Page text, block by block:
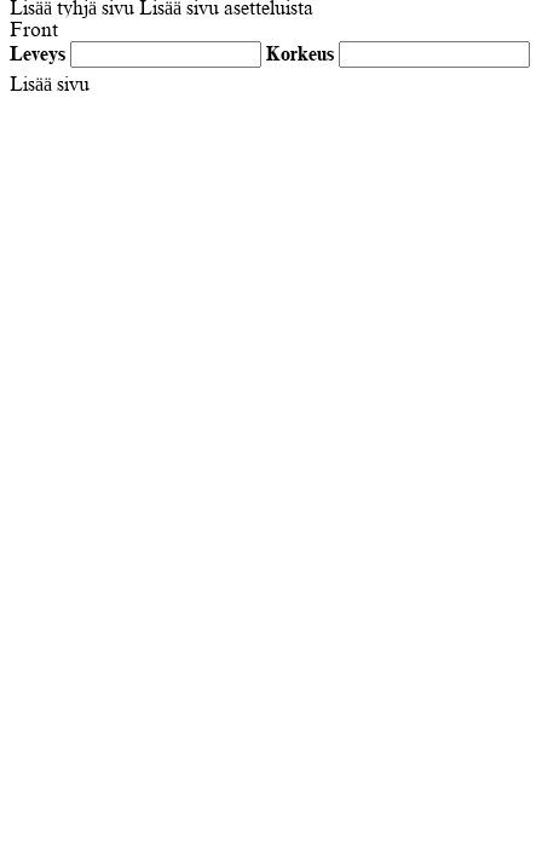
Lisää tyhjä sivu Lisää sivu asetteluista
Front
Leveys
Korkeus
Lisää sivu